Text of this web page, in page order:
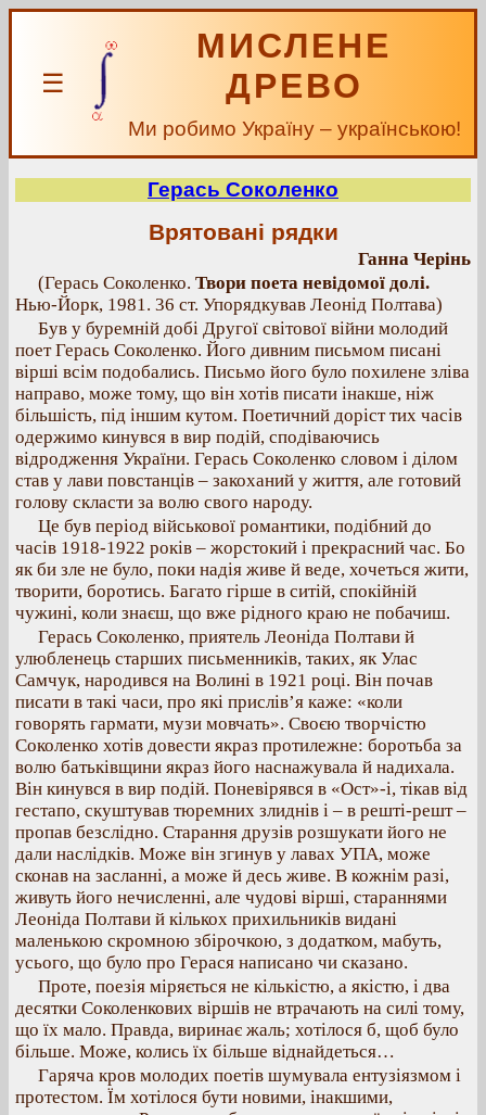
☰
МИСЛЕНЕ
ДРЕВО
Ми робимо Україну – українською!
Герась Соколенко
Врятовані рядки
Ганна Черінь
(Герась Соколенко. Твори поета невідомої долі.
Нью-Йорк, 1981. 36 ст. Упорядкував Леонід Полтава)
Був у буремній добі Другої світової війни молодий
поет Герась Соколенко. Його дивним письмом писані
вірші всім подобались. Письмо його було похилене зліва
направо, може тому, що він хотів писати інакше, ніж
більшість, під іншим кутом. Поетичний доріст тих часів
одержимо кинувся в вир подій, сподіваючись
відродження України. Герась Соколенко словом і ділом
став у лави повстанців – закоханий у життя, але готовий
голову скласти за волю свого народу.
Це був період військової романтики, подібний до
часів 1918-1922 років – жорстокий і прекрасний час. Бо
як би зле не було, поки надія живе й веде, хочеться жити,
творити, боротись. Багато гірше в ситій, спокійній
чужині, коли знаєш, що вже рідного краю не побачиш.
Герась Соколенко, приятель Леоніда Полтави й
улюбленець старших письменників, таких, як Улас
Самчук, народився на Волині в 1921 році. Він почав
писати в такі часи, про які прислів’я каже: «коли
говорять гармати, музи мовчать». Своєю творчістю
Соколенко хотів довести якраз протилежне: боротьба за
волю батьківщини якраз його наснажувала й надихала.
Він кинувся в вир подій. Поневірявся в «Ост»-і, тікав від
гестапо, скуштував тюремних злиднів і – в решті-решт –
пропав безслідно. Старання друзів розшукати його не
дали наслідків. Може він згинув у лавах УПА, може
сконав на засланні, а може й десь живе. В кожнім разі,
живуть його нечисленні, але чудові вірші, стараннями
Леоніда Полтави й кількох прихильників видані
маленькою скромною збірочкою, з додатком, мабуть,
усього, що було про Герася написано чи сказано.
Проте, поезія міряється не кількістю, а якістю, і два
десятки Соколенкових віршів не втрачають на силі тому,
що їх мало. Правда, виринає жаль; хотілося б, щоб було
більше. Може, колись їх більше віднайдеться…
Гаряча кров молодих поетів шумувала ентузіязмом і
протестом. Їм хотілося бути новими, інакшими,